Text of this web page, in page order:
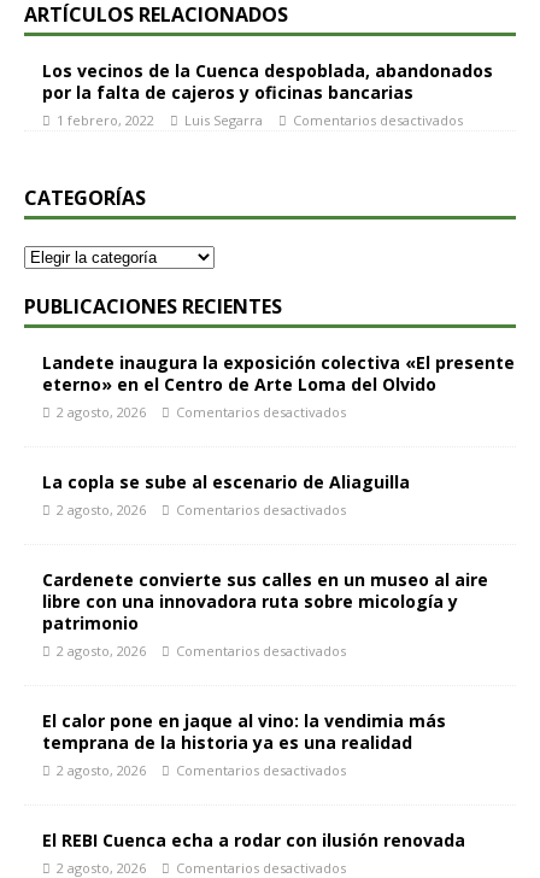
ARTÍCULOS RELACIONADOS
Los vecinos de la Cuenca despoblada, abandonados
por la falta de cajeros y oficinas bancarias
1 febrero, 2022 Luis Segarra Comentarios desactivados
CATEGORÍAS
PUBLICACIONES RECIENTES
Landete inaugura la exposición colectiva «El presente
eterno» en el Centro de Arte Loma del Olvido
2 agosto, 2026 Comentarios desactivados
La copla se sube al escenario de Aliaguilla
2 agosto, 2026 Comentarios desactivados
Cardenete convierte sus calles en un museo al aire
libre con una innovadora ruta sobre micología y
patrimonio
2 agosto, 2026 Comentarios desactivados
El calor pone en jaque al vino: la vendimia más
temprana de la historia ya es una realidad
2 agosto, 2026 Comentarios desactivados
El REBI Cuenca echa a rodar con ilusión renovada
2 agosto, 2026 Comentarios desactivados